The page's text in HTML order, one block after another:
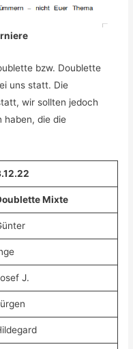
bzw. Doublette
uns statt. Die
wir sollten jedoch
haben, die die
Mixte
J.